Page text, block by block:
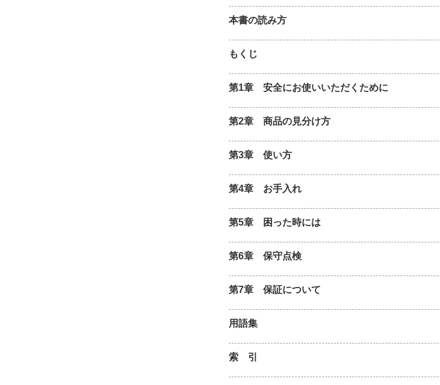
本書の読み方
もくじ
第1章 安全にお使いいただくために
第2章 商品の見分け方
第3章 使い方
第4章 お手入れ
第5章 困った時には
第6章 保守点検
第7章 保証について
用語集
索 引